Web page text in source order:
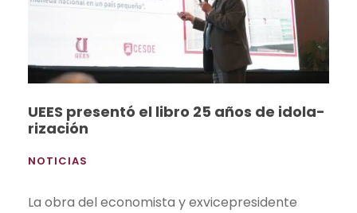
UEES presentó el libro 25 años de idola-
rización
NOTICIAS
La obra del economista y exvicepresidente